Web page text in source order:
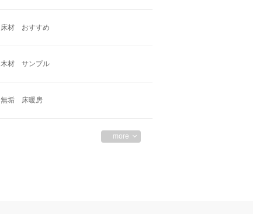
床材 おすすめ
木材 サンプル
無垢 床暖房
more